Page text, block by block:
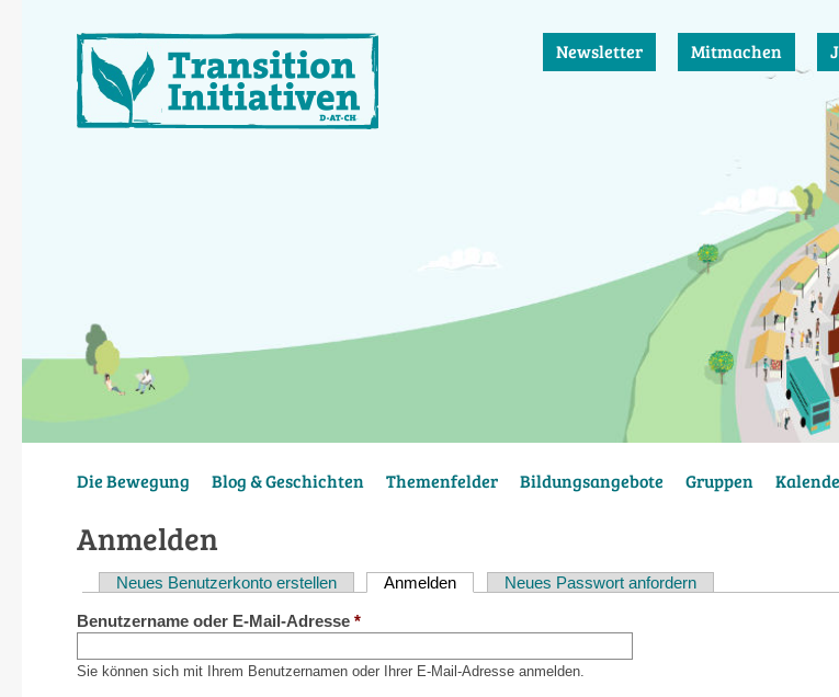
Newsletter Mitmachen
Die Bewegung Blog & Geschichten Themenfelder Bildungsangebote Gruppen
Anmelden
Haupt-
Reiter
Neues Benutzerkonto erstellen Anmelden (aktiver Reiter)
Neues Passwort anfordern
Benutzername oder E-Mail-Adresse *
Sie können sich mit Ihrem Benutzernamen oder Ihrer E-Mail-Adresse anmelden.